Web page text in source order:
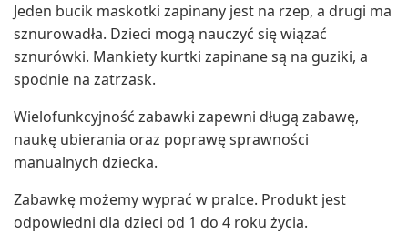
Jeden bucik maskotki zapinany jest na rzep, a drugi ma
sznurowadła. Dzieci mogą nauczyć się wiązać
sznurówki. Mankiety kurtki zapinane są na guziki, a
spodnie na zatrzask.
Wielofunkcyjność zabawki zapewni długą zabawę,
naukę ubierania oraz poprawę sprawności
manualnych dziecka.
Zabawkę możemy wyprać w pralce. Produkt jest
odpowiedni dla dzieci od 1 do 4 roku życia.